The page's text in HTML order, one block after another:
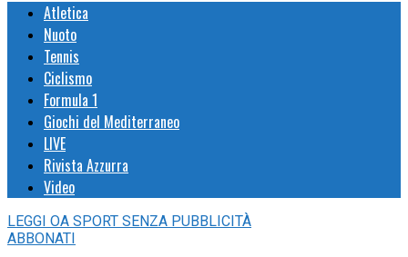
Atletica
Nuoto
Tennis
Ciclismo
Formula 1
Giochi del Mediterraneo
LIVE
Rivista Azzurra
Video
LEGGI OA SPORT SENZA PUBBLICITÀ
ABBONATI